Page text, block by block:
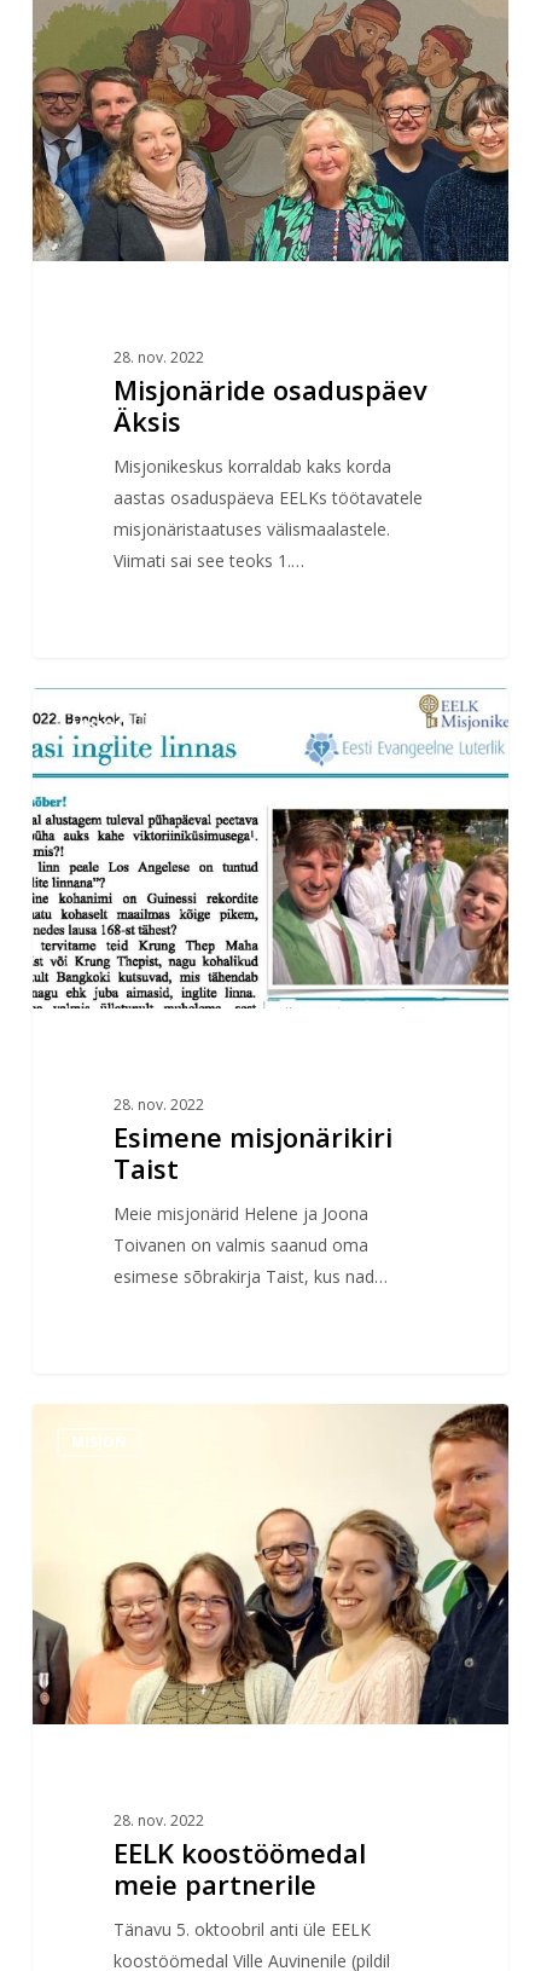
Äksis
28. nov. 2022
Misjonäride osaduspäev
Äksis
Misjonikeskus korraldab kaks korda
aastas osaduspäeva EELKs töötavatele
misjonäristaatuses välismaalastele.
Viimati sai see teoks 1.…
misjonärikiri
Taist
MISJON
28. nov. 2022
Esimene misjonärikiri
Taist
Meie misjonärid Helene ja Joona
Toivanen on valmis saanud oma
esimese sõbrakirja Taist, kus nad…
koostöömedal
MISJON
28. nov. 2022
EELK koostöömedal
meie partnerile
Tänavu 5. oktoobril anti üle EELK
koostöömedal Ville Auvinenile (pildil